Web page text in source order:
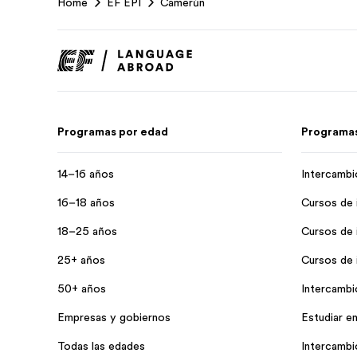
Programas por edad
14–16 años
16–18 años
18–25 años
25+ años
50+ años
Empresas y gobiernos
Todas las edades
Cursos de
Cursos de
Cursos de
Estudiar